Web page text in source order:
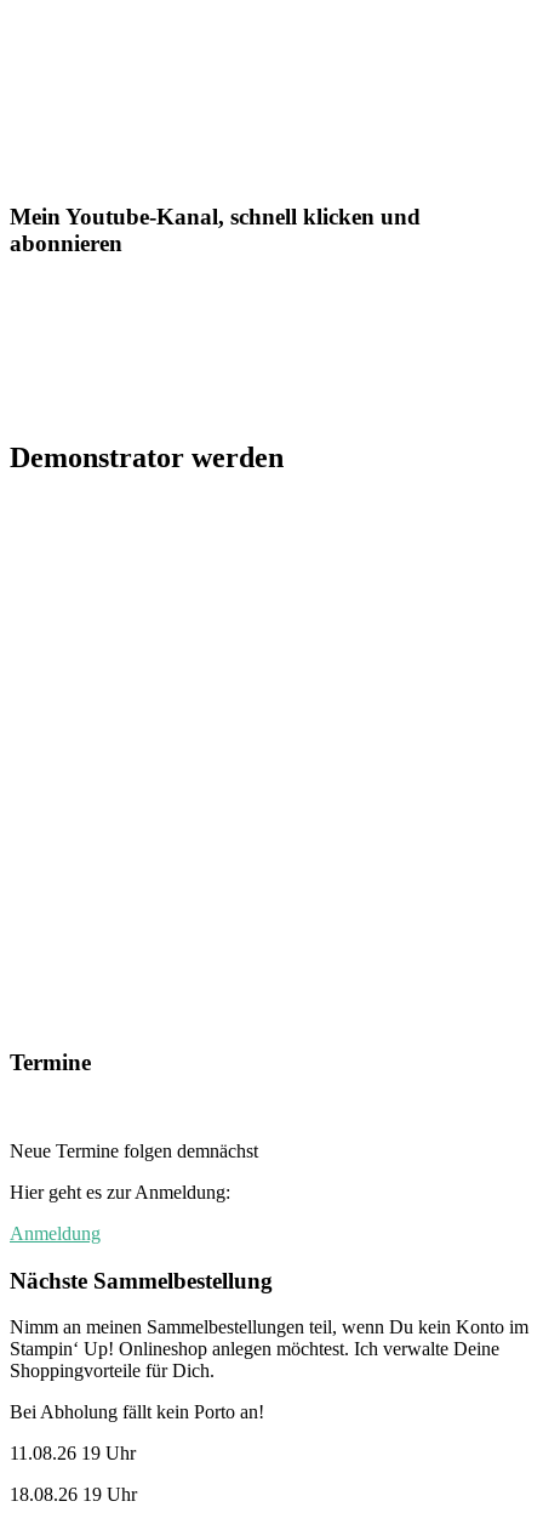
Mein Youtube-Kanal, schnell klicken und
abonnieren
Demonstrator werden
Termine
Neue Termine folgen demnächst
Hier geht es zur Anmeldung:
Anmeldung
Nächste Sammelbestellung
Nimm an meinen Sammelbestellungen teil, wenn Du kein Konto im
Stampin‘ Up! Onlineshop anlegen möchtest. Ich verwalte Deine
Shoppingvorteile für Dich.
Bei Abholung fällt kein Porto an!
11.08.26 19 Uhr
18.08.26 19 Uhr